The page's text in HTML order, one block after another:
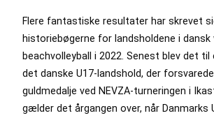
Flere fantastiske resultater har skrevet
historiebøgerne for landsholdene i dansk
beachvolleyball i 2022. Senest blev det
det danske U17-landshold, der
guldmedalje ved NEVZA-turneringen i
gælder det årgangen over, når Danmarks